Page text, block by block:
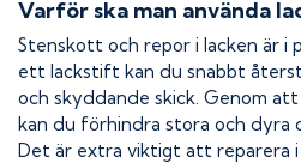
Varför ska man använda
Stenskott och repor i lacken är i
ett lackstift kan du snabbt
och skyddande skick. Genom
kan du förhindra stora och dyra
Det är extra viktigt att reparera